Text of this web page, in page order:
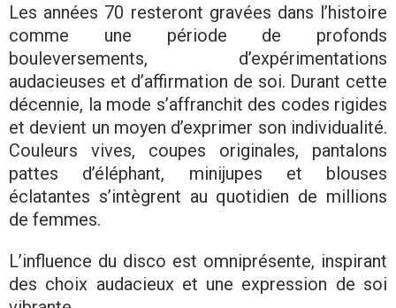
Les années 70 resteront gravées dans l’histoire
comme une période de profonds
bouleversements, d’expérimentations
audacieuses et d’affirmation de soi. Durant cette
décennie, la mode s’affranchit des codes rigides
et devient un moyen d’exprimer son individualité.
Couleurs vives, coupes originales, pantalons
pattes d’éléphant, minijupes et blouses
éclatantes s’intègrent au quotidien de millions
de femmes.
L’influence du disco est omniprésente, inspirant
des choix audacieux et une expression de soi